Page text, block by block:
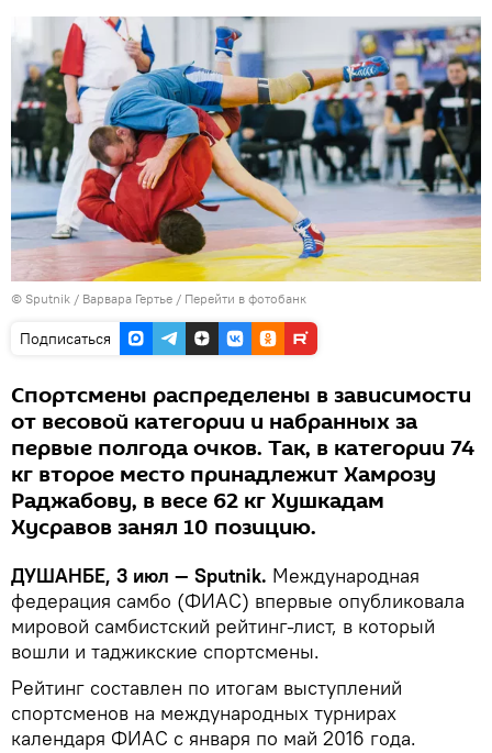
© Sputnik / Варвара Гертье / Перейти в фотобанк
Подписаться
Спортсмены распределены в зависимости
от весовой категории и набранных за
первые полгода очков. Так, в категории 74
кг второе место принадлежит Хамрозу
Раджабову, в весе 62 кг Хушкадам
Хусравов занял 10 позицию.
ДУШАНБЕ, 3 июл — Sputnik. Международная
федерация самбо (ФИАС) впервые опубликовала
мировой самбистский рейтинг-лист, в который
вошли и таджикские спортсмены.
Рейтинг составлен по итогам выступлений
спортсменов на международных турнирах
календаря ФИАС с января по май 2016 года.